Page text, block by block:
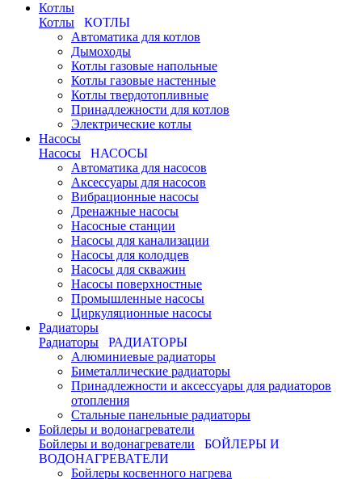
Котлы
Котлы
КОТЛЫ
Автоматика для котлов
Дымоходы
Котлы газовые напольные
Котлы газовые настенные
Котлы твердотопливные
Принадлежности для котлов
Электрические котлы
Насосы
Насосы
НАСОСЫ
Автоматика для насосов
Аксессуары для насосов
Вибрационные насосы
Дренажные насосы
Насосные станции
Насосы для канализации
Насосы для колодцев
Насосы для скважин
Насосы поверхностные
Промышленные насосы
Циркуляционные насосы
Радиаторы
Радиаторы
РАДИАТОРЫ
Алюминиевые радиаторы
Биметаллические радиаторы
Принадлежности и аксессуары для радиаторов
отопления
Стальные панельные радиаторы
Бойлеры и водонагреватели
Бойлеры и водонагреватели
БОЙЛЕРЫ И
ВОДОНАГРЕВАТЕЛИ
Бойлеры косвенного нагрева